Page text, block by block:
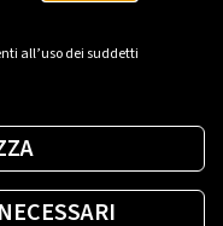
all’uso dei suddetti
PA?
per te.